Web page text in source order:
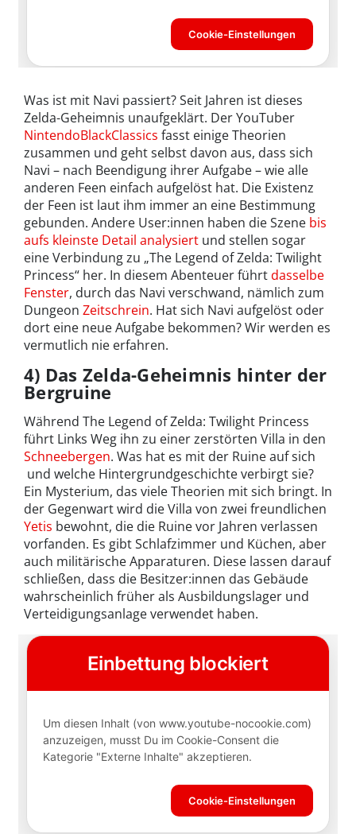
Was ist mit Navi passiert? Seit Jahren ist dieses
Zelda-Geheimnis unaufgeklärt. Der YouTuber
NintendoBlackClassics fasst einige Theorien
zusammen und geht selbst davon aus, dass sich
Navi – nach Beendigung ihrer Aufgabe – wie alle
anderen Feen einfach aufgelöst hat. Die Existenz
der Feen ist laut ihm immer an eine Bestimmung
gebunden. Andere User:innen haben die Szene bis
aufs kleinste Detail analysiert und stellen sogar
eine Verbindung zu „The Legend of Zelda: Twilight
Princess“ her. In diesem Abenteuer führtdasselbe
Fenster, durch das Navi verschwand, nämlich zum
Dungeon Zeitschrein. Hat sich Navi aufgelöst oder
dort eine neue Aufgabe bekommen? Wir werden es
vermutlich nie erfahren.
4) Das Zelda-Geheimnis hinter der
Bergruine
Während The Legend of Zelda: Twilight Princess
führt Links Weg ihn zu einer zerstörten Villa in den
Schneebergen. Was hat es mit der Ruine auf sich
und welche Hintergrundgeschichte verbirgt sie?
Ein Mysterium, das viele Theorien mit sich bringt. In
der Gegenwart wird die Villa von zwei freundlichen
Yetis bewohnt, die die Ruine vor Jahren verlassen
vorfanden. Es gibt Schlafzimmer und Küchen, aber
auch militärische Apparaturen. Diese lassen darauf
schließen, dass die Besitzer:innen das Gebäude
wahrscheinlich früher als Ausbildungslager und
Verteidigungsanlage verwendet haben.